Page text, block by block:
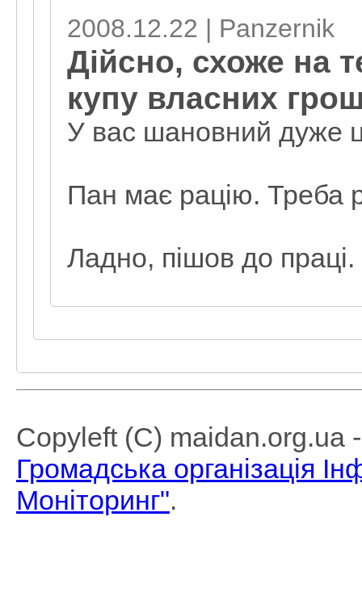
2008.12.22 | Panzernik
Дійсно, схоже на
купу власних
У вас шановний дуже
Пан має рацію. Треба
Ладно, пішов до праці.
Copyleft (C) maidan.org.ua
Громадська організація
Моніторинг".